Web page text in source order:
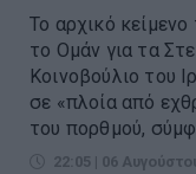
Το αρχικό
το Ομάν για τα
Κοινοβούλιο του
σε «πλοία από
του πορθμού, σύμφ...
22:05 | 06